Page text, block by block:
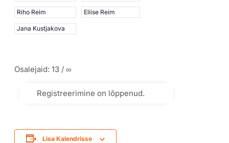
Riho Reim
Jana Kustjakova
Eliise Reim
Osalejaid: 13 / ∞
Registreerimine on lõppenud.
Lisa Kalendrisse